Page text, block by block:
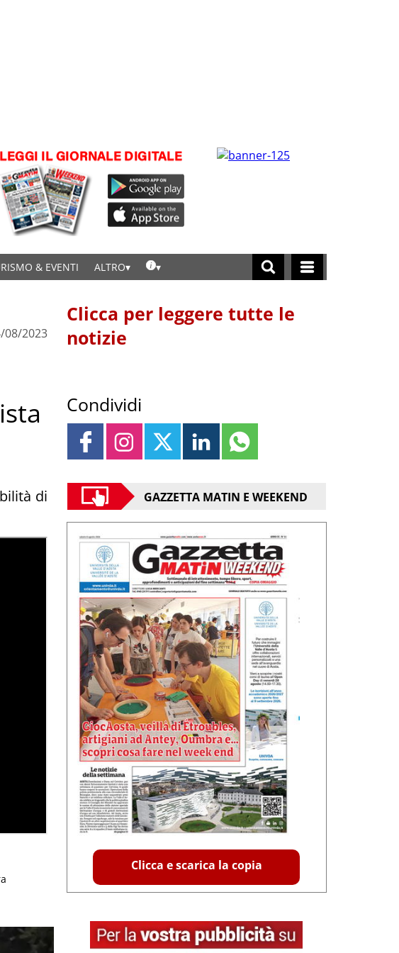
& EVENTI ALTRO
08/2023
di
Clicca per leggere tutte le
notizie
Condividi
GAZZETTA MATIN E WEEKEND
Clicca e scarica la copia